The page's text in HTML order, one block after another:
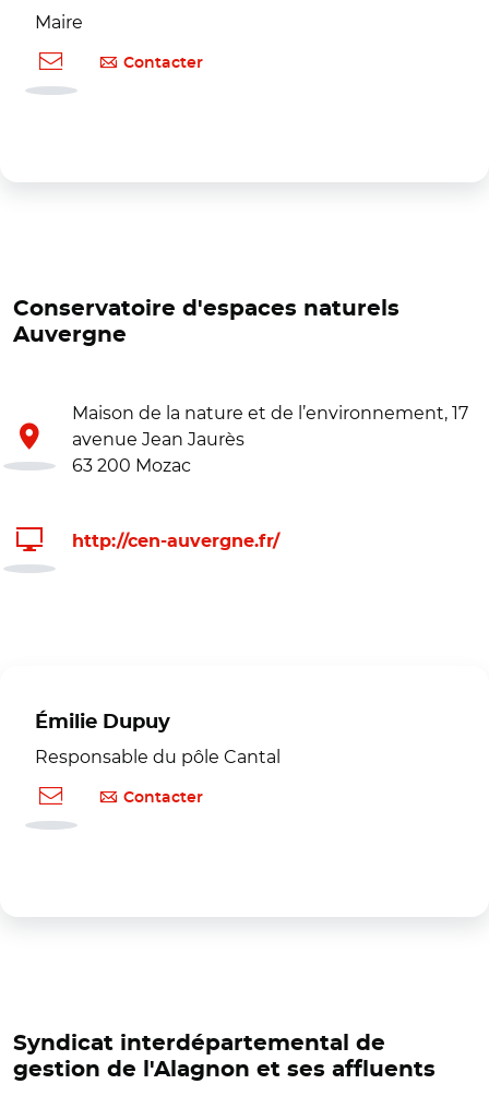
Maire
Contacter
Conservatoire d'espaces naturels
Auvergne
Maison de la nature et de l’environnement, 17
avenue Jean Jaurès
63 200 Mozac
http://cen-auvergne.fr/
Émilie Dupuy
Responsable du pôle Cantal
Contacter
Syndicat interdépartemental de
gestion de l'Alagnon et ses affluents